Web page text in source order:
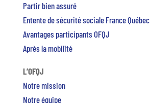
Partir bien assuré
Entente de sécurité sociale France Québec
Avantages participants OFQJ
Après la mobilité
L’OFQJ
Notre mission
Notre équipe